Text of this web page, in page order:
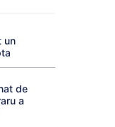
un
de
a